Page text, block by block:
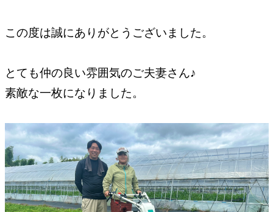
この度は誠にありがとうございました。
とても仲の良い雰囲気のご夫妻さん♪
素敵な一枚になりました。